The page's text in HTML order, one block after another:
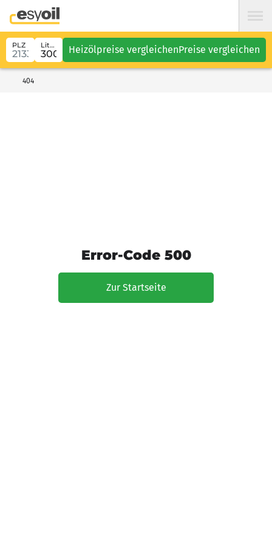
PLZ Liter Heizölpreise vergleichenPreise vergleichen
404
Error-Code 500
Zur Startseite